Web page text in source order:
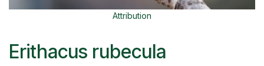
Attribution
Erithacus rubecula